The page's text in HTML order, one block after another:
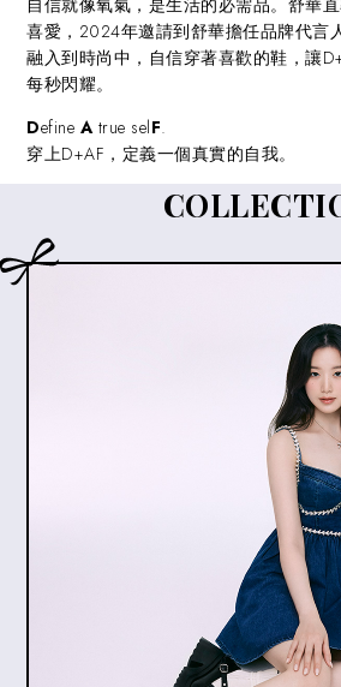
自信就像氧氣，是生活的必需品。舒華
喜愛，2024年邀請到舒華擔任品牌代言
融入到時尚中，自信穿著喜歡的鞋，讓
每秒閃耀。
Define Atrue selF.
穿上D+AF，定義一個真實的自我。